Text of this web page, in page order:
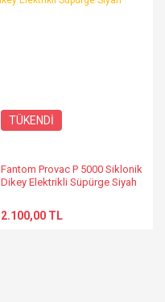
TÜKENDİ
Fantom Provac P 5000 Siklonik
Dikey Elektrikli Süpürge Siyah
2.100,00 TL